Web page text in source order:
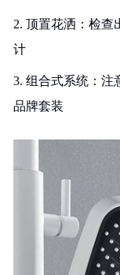
2. 顶置花洒：检查
计
3. 组合式系统：注
品牌套装